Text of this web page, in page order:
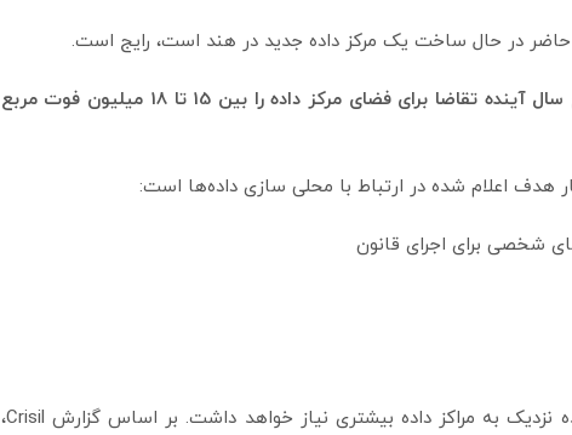
حاضر در حال ساخت یک مرکز داده جدید در هند است، رایج است.
طبق گزارش فوربس، شهرهای بزرگ هند در پنج سال آینده تقاضا برای فضای مرکز داده را بین 15 تا 18 میلیون فوت مربع
هدف اعلام شده در ارتباط با محلی سازی داده‌ها است:
شخصی برای اجرای قانون
با نزدیک به 700 میلیون کاربر وب، هند در آینده نزدیک به مراکز داده بیشتری نیاز خواهد داشت. بر اساس گزارش Crisil،